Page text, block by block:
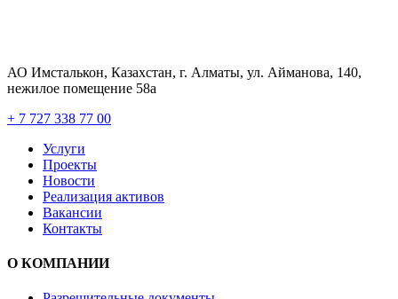
АО Имсталькон, Казахстан, г. Алматы, ул. Айманова, 140,
нежилое помещение 58а
+ 7 727 338 77 00
Услуги
Проекты
Новости
Реализация активов
Вакансии
Контакты
О КОМПАНИИ